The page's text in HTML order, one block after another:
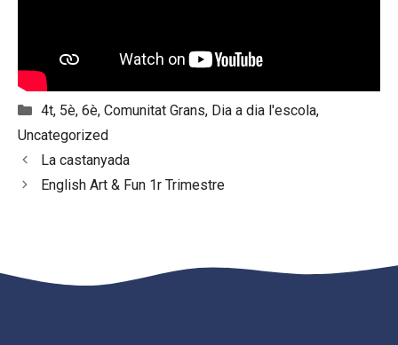
Categories
4t, 5è, 6è, Comunitat Grans, Dia a dia l'escola,
Uncategorized
La castanyada
English Art & Fun 1r Trimestre